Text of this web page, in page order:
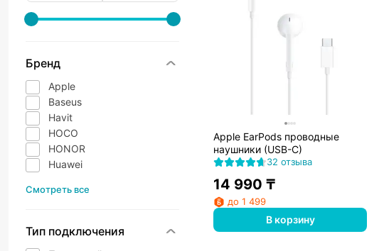
Бренд
Apple
Baseus
Havit
HOCO
HONOR
Huawei
Смотреть все
Тип подключения
Apple EarPods проводные
наушники (USB-C)
32 отзыва
14 990 ₸
до 1 499
В корзину